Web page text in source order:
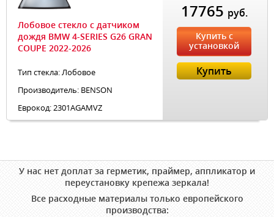
Лобовое стекло с датчиком
дождя BMW 4-SERIES G26 GRAN
COUPE 2022-2026
Тип стекла: Лобовое
Производитель: BENSON
Еврокод: 2301AGAMVZ
17765 руб.
Купить с
установкой
Купить
У нас нет доплат за герметик, праймер, аппликатор и
переустановку крепежа зеркала!
Все расходные материалы только европейского
производства: